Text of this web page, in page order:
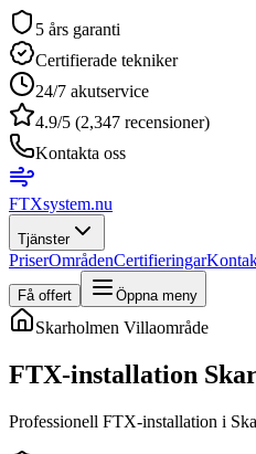
5 års garanti
Certifierade tekniker
24/7 akutservice
4.9/5 (2,347 recensioner)
Kontakta oss
FTXsystem.nu
Tjänster
PriserOmrådenCertifieringar
Få offert Öppna meny
Skarholmen Villaområde
FTX-installation
Professionell FTX-installation i